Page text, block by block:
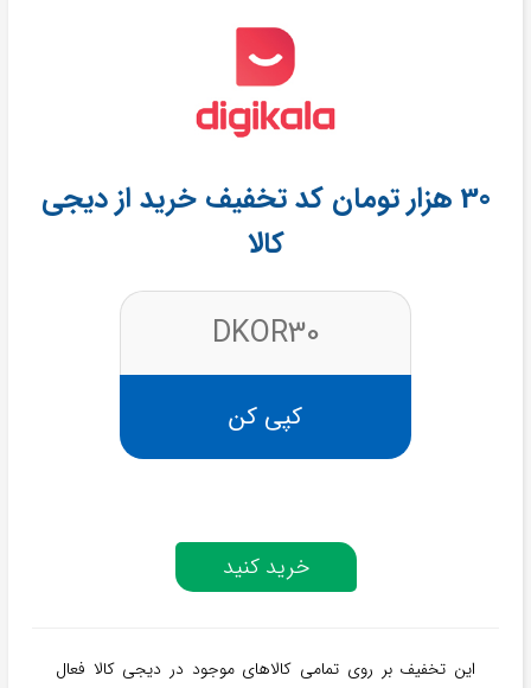
30 هزار تومان کد تخفیف خرید از دیجی
کالا
DKOR30
کپی کن
خرید کنید
این تخفیف بر روی تمامی کالاهای موجود در دیجی کالا فعال